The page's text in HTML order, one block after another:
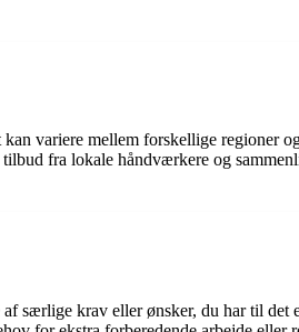
variere mellem forskellige regioner
fra lokale håndværkere og
særlige krav eller ønsker, du har til det